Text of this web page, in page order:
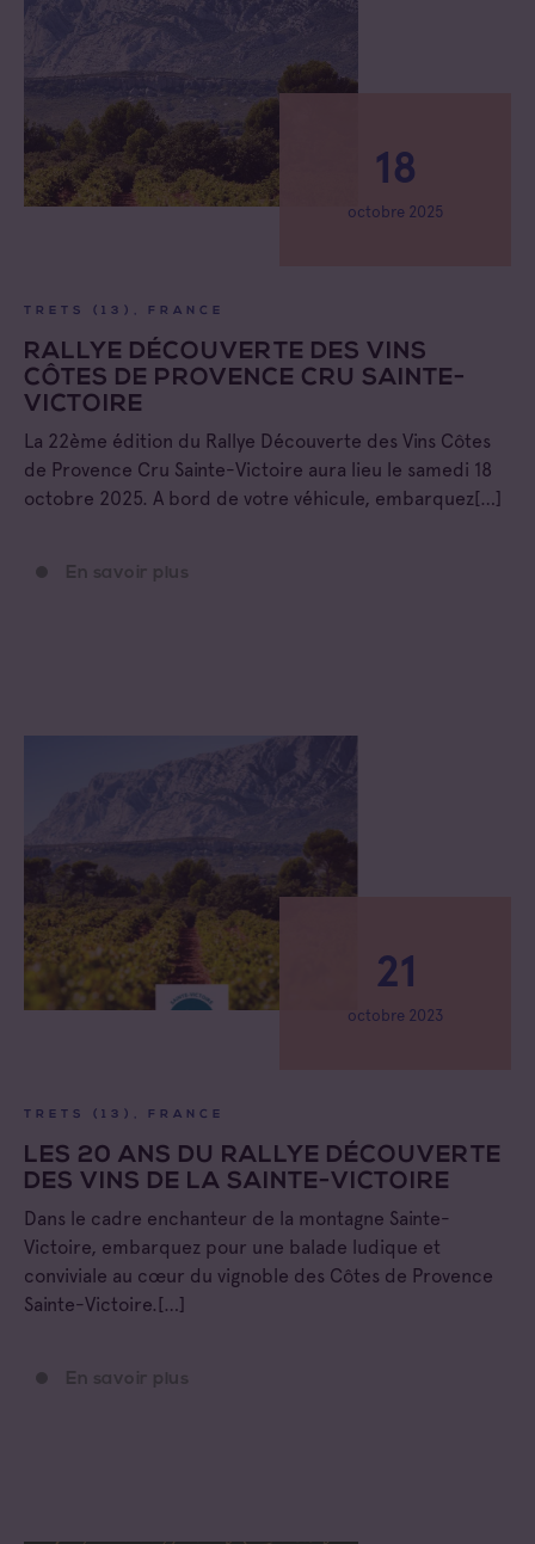
18
octobre 2025
TRETS (13), FRANCE
RALLYE DÉCOUVERTE DES VINS
CÔTES DE PROVENCE CRU SAINTE-
VICTOIRE
La 22ème édition du Rallye Découverte des Vins Côtes
de Provence Cru Sainte-Victoire aura lieu le samedi 18
octobre 2025. A bord de votre véhicule, embarquez[…]
En savoir plus
21
octobre 2023
TRETS (13), FRANCE
LES 20 ANS DU RALLYE DÉCOUVERTE
DES VINS DE LA SAINTE-VICTOIRE
Dans le cadre enchanteur de la montagne Sainte-
Victoire, embarquez pour une balade ludique et
conviviale au cœur du vignoble des Côtes de Provence
Sainte-Victoire.[…]
En savoir plus